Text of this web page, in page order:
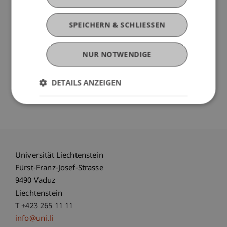
Personen und Institutionen die Revision im
Rahmen einer Informationsveranstaltung näher
zu bringen. Insbesondere die
Vorsorgeeinrichtungen sind derzeit dabei, ihre
Rechtsgrundlagen an die neuen Bestimmungen
anzupassen. Dabei treten verschiedene Fragen
auf oder sind bereits aufgetreten.
Universität Liechtenstein
Fürst-Franz-Josef-Strasse
9490 Vaduz
Liechtenstein
T +423 265 11 11
info@uni.li
SPEICHERN & SCHLIESSEN
NUR NOTWENDIGE
DETAILS ANZEIGEN